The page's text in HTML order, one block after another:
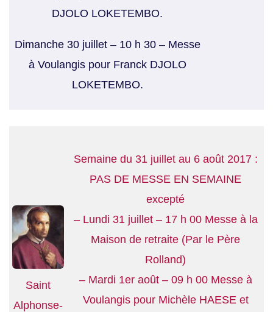
DJOLO LOKETEMBO.
Dimanche 30 juillet – 10 h 30 – Messe
à Voulangis pour Franck DJOLO
LOKETEMBO.
Saint
Alphonse-
Semaine du 31 juillet au 6 août 2017 :
PAS DE MESSE EN SEMAINE
excepté
– Lundi 31 juillet – 17 h 00 Messe à la
Maison de retraite (Par le Père
Rolland)
– Mardi 1er août – 09 h 00 Messe à
Voulangis pour Michèle HAESE et